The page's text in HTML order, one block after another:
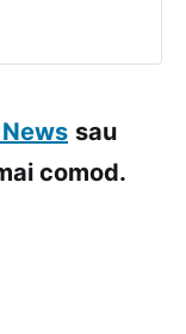
sau
comod.